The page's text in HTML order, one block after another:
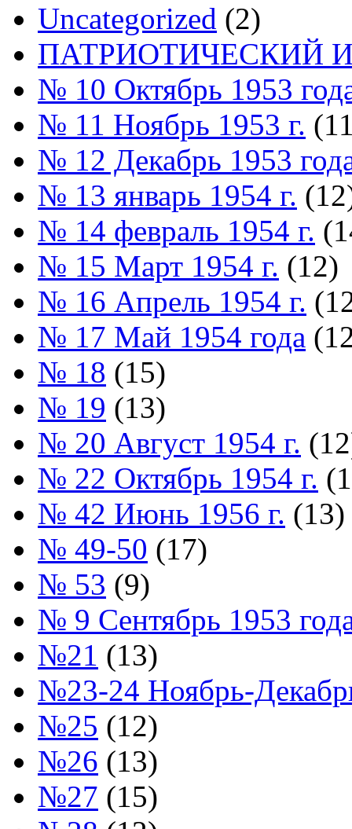
Uncategorized (2)
ПАТРИОТИЧЕСКИЙ
№ 10 Октябрь 1953
№ 11 Ноябрь 1953 г.
№ 12 Декабрь 1953
№ 13 январь 1954 г.
№ 14 февраль 1954 г.
№ 15 Март 1954 г. (12)
№ 16 Апрель 1954 г.
№ 17 Май 1954 года
№ 18 (15)
№ 19 (13)
№ 20 Август 1954 г.
№ 22 Октябрь 1954 г.
№ 42 Июнь 1956 г. (13)
№ 49-50 (17)
№ 53 (9)
№ 9 Сентябрь 1953
№21 (13)
№23-24 Ноябрь-
№25 (12)
№26 (13)
№27 (15)